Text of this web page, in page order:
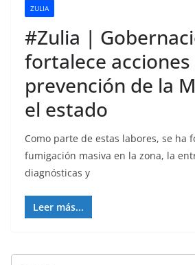
ZULIA
#Zulia |
fortalece acciones
prevención de la
el estado
Como parte de estas labores, se ha
fumigación masiva en la zona, la
diagnósticas y
Leer más...